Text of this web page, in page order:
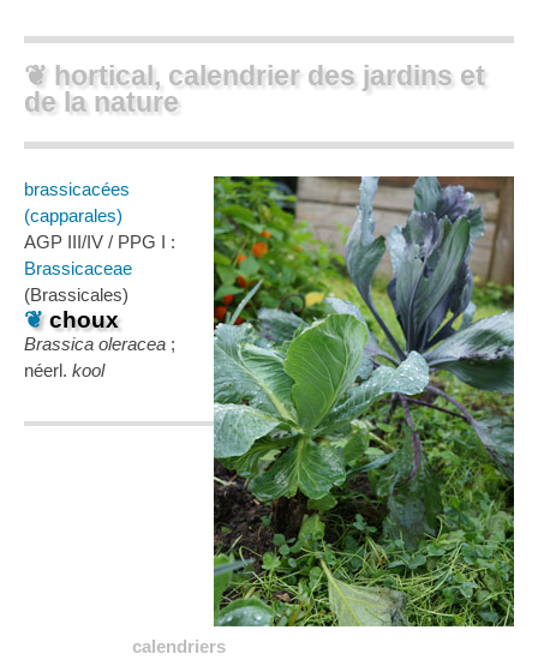
❦ hortical, calendrier des jardins et
de la nature
brassicacées
(capparales)
AGP III/IV / PPG I :
Brassicaceae
(Brassicales)
❦choux
Brassica oleracea ;
néerl. kool
calendriers